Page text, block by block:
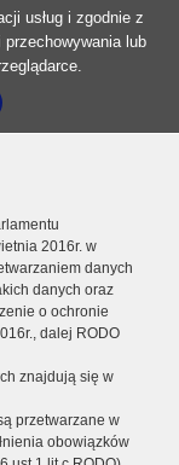
usług i zgodnie z
lub
2016r. w
danych
danych oraz
o ochronie
dalej RODO
znajdują się w
przetwarzane w
obowiązków